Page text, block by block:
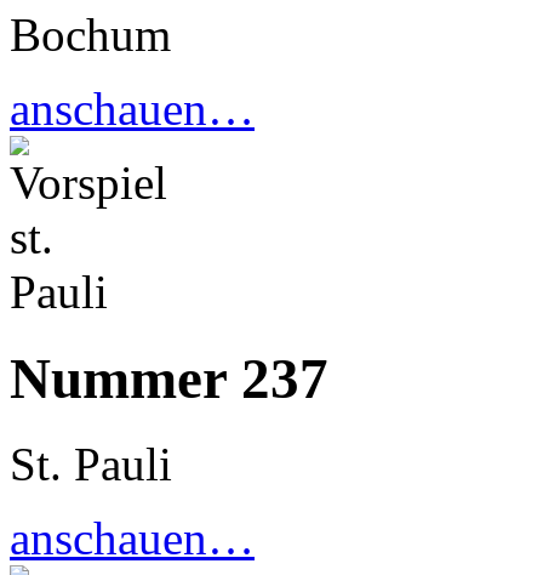
Bochum
anschauen…
Nummer 237
St. Pauli
anschauen…